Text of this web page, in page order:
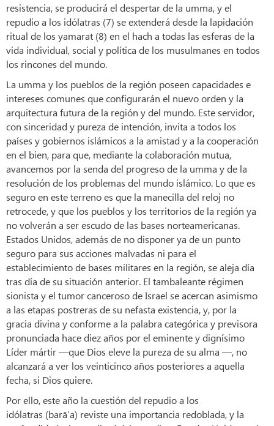
resistencia, se producirá el despertar de la umma, y el
repudio a los idólatras (7) se extenderá desde la lapidación
ritual de los yamarat (8) en el hach a todas las esferas de la
vida individual, social y política de los musulmanes en todos
los rincones del mundo.
La umma y los pueblos de la región poseen capacidades e
intereses comunes que configurarán el nuevo orden y la
arquitectura futura de la región y del mundo. Este servidor,
con sinceridad y pureza de intención, invita a todos los
países y gobiernos islámicos a la amistad y a la cooperación
en el bien, para que, mediante la colaboración mutua,
avancemos por la senda del progreso de la umma y de la
resolución de los problemas del mundo islámico. Lo que es
seguro en este terreno es que la manecilla del reloj no
retrocede, y que los pueblos y los territorios de la región ya
no volverán a ser escudo de las bases norteamericanas.
Estados Unidos, además de no disponer ya de un punto
seguro para sus acciones malvadas ni para el
establecimiento de bases militares en la región, se aleja día
tras día de su situación anterior. El tambaleante régimen
sionista y el tumor canceroso de Israel se acercan asimismo
a las etapas postreras de su nefasta existencia, y, por la
gracia divina y conforme a la palabra categórica y previsora
pronunciada hace diez años por el eminente y dignísimo
Líder mártir —que Dios eleve la pureza de su alma —, no
alcanzará a ver los veinticinco años posteriores a aquella
fecha, si Dios quiere.
Por ello, este año la cuestión del repudio a los
idólatras (barā’a) reviste una importancia redoblada, y la